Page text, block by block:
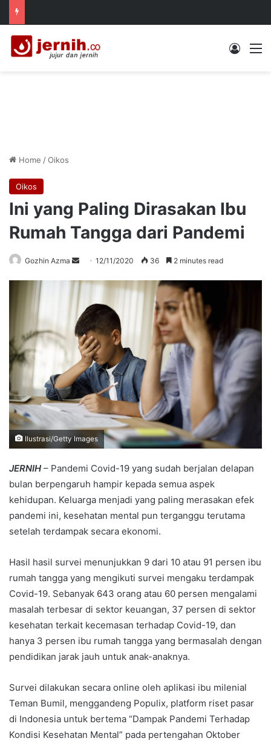
Log In
Home /Oikos
Oikos
Ini yang Paling Dirasakan Ibu
Rumah Tangga dari Pandemi
Gozhin Azma
Send
email
12/11/2020 36 2 minutes read
Ilustrasi/Getty Images
JERNIH – Pandemi Covid-19 yang sudah berjalan delapan
bulan berpengaruh hampir kepada semua aspek
kehidupan. Keluarga menjadi yang paling merasakan efek
pandemi ini, kesehatan mental pun terganggu terutama
setelah terdampak secara ekonomi.
Hasil hasil survei menunjukkan 9 dari 10 atau 91 persen ibu
rumah tangga yang mengikuti survei mengaku terdampak
Covid-19. Sebanyak 643 orang atau 60 persen mengalami
masalah terbesar di sektor keuangan, 37 persen di sektor
kesehatan terkait kecemasan terhadap Covid-19, dan
hanya 3 persen ibu rumah tangga yang bermasalah dengan
pendidikan jarak jauh untuk anak-anaknya.
Survei dilakukan secara online oleh aplikasi ibu milenial
Teman Bumil, menggandeng Populix, platform riset pasar
di Indonesia untuk bertema “Dampak Pandemi Terhadap
Kondisi Kesehatan Mental” pada pertengahan Oktober